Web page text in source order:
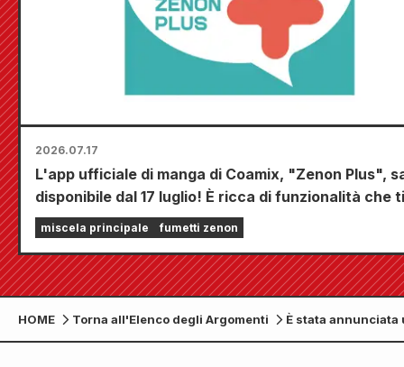
2026.07.17
L'app ufficiale di manga di Coamix, "Zenon Plus",
disponibile dal 17 luglio! È ricca di funzionalità che ti
terranno incollato allo schermo, tra cui "Scegli il
primo capitolo gratuito" e "Aggiornamenti
miscela principale fumetti zenon
HOME Torna all'Elenco degli Argomenti
È stata annunciata